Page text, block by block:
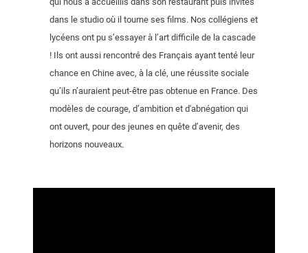
dans le studio où il tourne ses films. Nos collégiens et
lycéens ont pu s’essayer à l’art difficile de la cascade
! Ils ont aussi rencontré des Français ayant tenté leur
chance en Chine avec, à la clé, une réussite sociale
qu’ils n’auraient peut-être pas obtenue en France. Des
modèles de courage, d’ambition et d'abnégation qui
ont ouvert, pour des jeunes en quête d’avenir, des
horizons nouveaux.